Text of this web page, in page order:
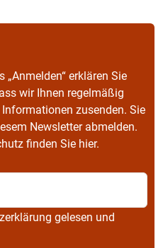
erklären Sie
wir Ihnen regelmäßig
zusenden. Sie
Newsletter abmelden.
finden Sie hier.
gelesen und